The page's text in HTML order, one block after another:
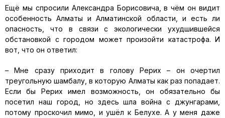
Ещё мы спросили Александра Борисовича, в чём он видит
особенность Алматы и Алматинской области, и есть ли
опасность, что в связи с экологически ухудшившейся
обстановкой с городом может произойти катастрофа. И
вот, что он ответил:
– Мне сразу приходит в голову Рерих – он очертил
треугольную шамбалу, в которую Алматы как раз попадает.
Если бы Рерих имел возможность, он обязательно бы
посетил наш город, но здесь шла война с джунгарами,
потому проскочил мимо, и ушёл к Белухе. А у меня даже